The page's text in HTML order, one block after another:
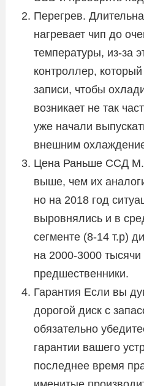
Перегрев.
нагревает чип до
температуры, из-за
контроллер,
записи, чтобы
возникает не так
уже начали
внешним
Цена Раньше ССД
выше, чем их
но на 2018 год
выровнялись и в
сегменте (8-14 т.р)
на 2000-3000
предшественники.
Гарантия Если вы
дорогой диск с
обязательно
гарантии вашего
последнее время